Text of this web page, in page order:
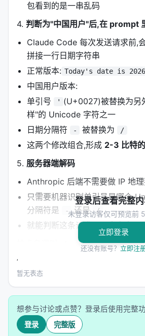
包看到的是一串乱码
4. 判断为"中国用户"后,在 prompt
Claude Code 每次发送请求前,
拼接一行日期字符串
正常版本: Today's date is
中国用户版本:
单引号
' (U+0027)被替换为另
样"的 Unicode 字符之一
日期分隔符
- 被替换为 /
这两个修改组合,形成 2-3 比特
5. 服务器端解码
Anthropic 后端不需要做 IP 地
只需要机器识别单引号是哪个
分隔符是
- 还是 /
就能判断这条请求是否来自中国
steganography(隐写
起来完全正常的载体"里。
效果是双重封堵:
域名列表 + 时区两条路径任一
即使用户开了 VPN,只要电脑时区
效
登录后查看完整
未登录访客仅可预览前
立即登录
还没有账号？ 立即注
暂无表态
想参与讨论或点赞？登录后使用完整
登录 完整版